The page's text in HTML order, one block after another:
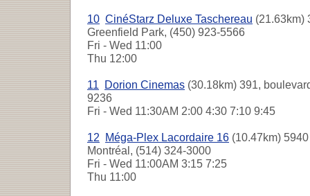
10 CinéStarz Deluxe Taschereau (21.63km)
Greenfield Park, (450) 923-5566
Fri - Wed 11:00
Thu 12:00
11 Dorion Cinemas (30.18km) 391,
9236
Fri - Wed 11:30AM 2:00 4:30 7:10 9:45
12 Méga-Plex Lacordaire 16 (10.47km)
Montréal, (514) 324-3000
Fri - Wed 11:00AM 3:15 7:25
Thu 11:00